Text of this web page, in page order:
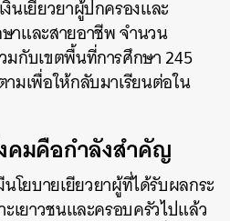
นเยียวยาผู้ปกครองและ
าและสายอาชีพ จำนวน
กับเขตพื้นที่การศึกษา 245
มเพื่อให้กลับมาเรียนต่อใน
คมคือกำลังสำคัญ
ยบายเยียวยาผู้ที่ได้รับผลกระ
เยาวชนและครอบครัวไปแล้ว